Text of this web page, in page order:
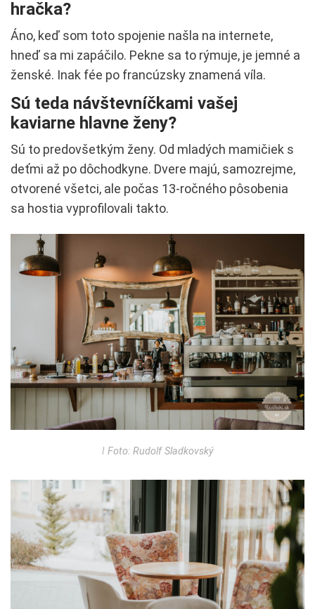
hračka?
Áno, keď som toto spojenie našla na internete,
hneď sa mi zapáčilo. Pekne sa to rýmuje, je jemné a
ženské. Inak fée po francúzsky znamená víla.
Sú teda návštevníčkami vašej
kaviarne hlavne ženy?
Sú to predovšetkým ženy. Od mladých mamičiek s
deťmi až po dôchodkyne. Dvere majú, samozrejme,
otvorené všetci, ale počas 13-ročného pôsobenia
sa hostia vyprofilovali takto.
ǀ Foto: Rudolf Sladkovský